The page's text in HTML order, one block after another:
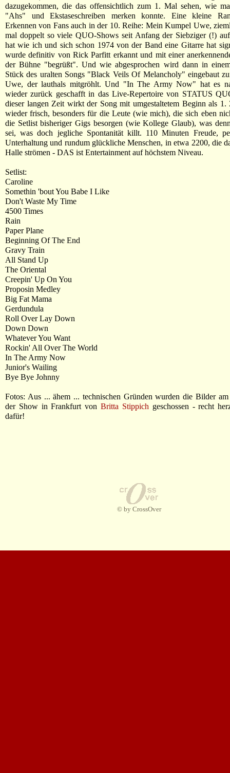
dazugekommen, die das offensichtlich zum 1. Mal sehen, wie
"Ahs" und Ekstaseschreiben merken konnte. Eine kleine
Erkennen von Fans auch in der 10. Reihe: Mein Kumpel Uwe,
mal doppelt so viele QUO-Shows seit Anfang der Siebziger (!)
hat wie ich und sich schon 1974 von der Band eine Gitarre hat
wurde definitiv von Rick Parfitt erkannt und mit einer
der Bühne "begrüßt". Und wie abgesprochen wird dann in
Stück des uralten Songs "Black Veils Of Melancholy" eingebaut
Uwe, der lauthals mitgröhlt. Und "In The Army Now" hat es
wieder zurück geschafft in das Live-Repertoire von STATUS
dieser langen Zeit wirkt der Song mit umgestaltetem Beginn als 1.
wieder frisch, besonders für die Leute (wie mich), die sich eben
die Setlist bisheriger Gigs besorgen (wie Kollege Glaub), was
sei, was doch jegliche Spontanität killt. 110 Minuten Freude,
Unterhaltung und rundum glückliche Menschen, in etwa 2200, die
Halle strömen - DAS ist Entertainment auf höchstem Niveau.
Setlist:
Caroline
Somethin 'bout You Babe I Like
Don't Waste My Time
4500 Times
Rain
Paper Plane
Beginning Of The End
Gravy Train
All Stand Up
The Oriental
Creepin' Up On You
Proposin Medley
Big Fat Mama
Gerdundula
Roll Over Lay Down
Down Down
Whatever You Want
Rockin' All Over The World
In The Army Now
Junior's Wailing
Bye Bye Johnny
Fotos: Aus ... ähem ... technischen Gründen wurden die Bilder
der Show in Frankfurt vonBritta Stippich geschossen - recht
dafür!
© by CrossOver